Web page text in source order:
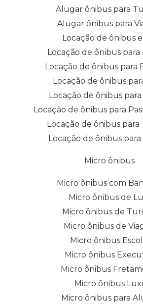
Alugar ônibus para
Alugar ônibus para
Locação de ônibus
Locação de ônibus para
Locação de ônibus para
Locação de ônibus
Locação de ônibus para
Locação de ônibus para
Locação de ônibus para
Locação de ônibus para
Micro ônibus
Micro ônibus com
Micro ônibus de
Micro ônibus de
Micro ônibus de
Micro ônibus
Micro ônibus
Micro ônibus
Micro ônibus
Micro ônibus para